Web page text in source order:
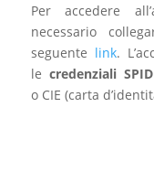
Per accedere
necessario
seguente link.
le credenziali SPID
o CIE (carta